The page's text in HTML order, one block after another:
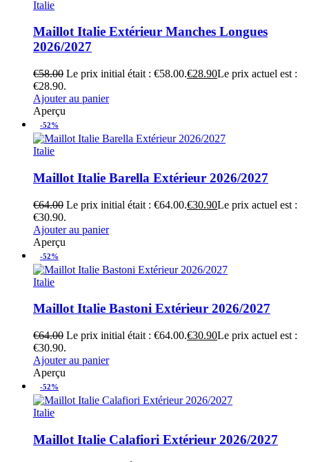
Italie
Maillot Italie Extérieur Manches Longues
2026/2027
€58.00 Le prix initial était : €58.00.€28.90Le prix actuel est :
€28.90.
Ajouter au panier
Aperçu
-52%
Italie
Maillot Italie Barella Extérieur 2026/2027
€64.00 Le prix initial était : €64.00.€30.90Le prix actuel est :
€30.90.
Ajouter au panier
Aperçu
-52%
Italie
Maillot Italie Bastoni Extérieur 2026/2027
€64.00 Le prix initial était : €64.00.€30.90Le prix actuel est :
€30.90.
Ajouter au panier
Aperçu
-52%
Italie
Maillot Italie Calafiori Extérieur 2026/2027